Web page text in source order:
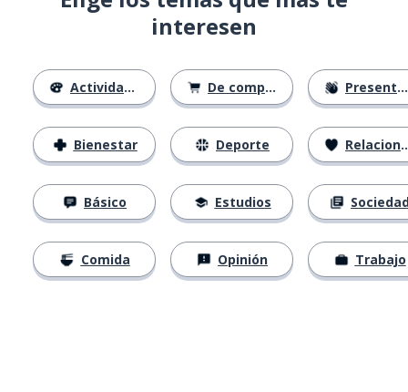
interesen
Actividades
Bienestar
Básico
Comida
De compras
Deporte
Estudios
Opinión
Presentación
Relaciones
Trabajo